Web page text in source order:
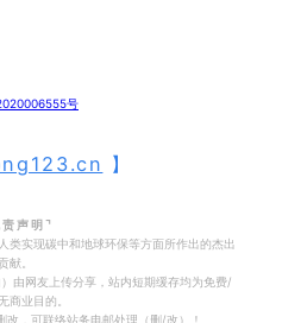
号
】
责 声 明 ⌝
类实现碳中和地球环保等方面所作出的杰出
献。
由网友上传分享，站内短期缓存均为免费/
商业目的。
改，可联络站务电邮处理（删/改）！